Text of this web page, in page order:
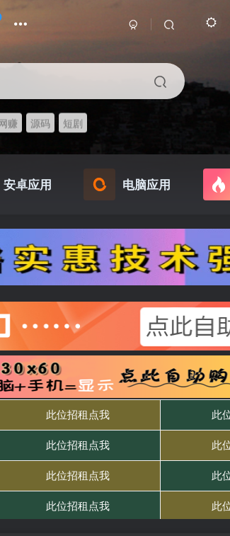
赚 源码 短剧
安卓应用 电脑应用